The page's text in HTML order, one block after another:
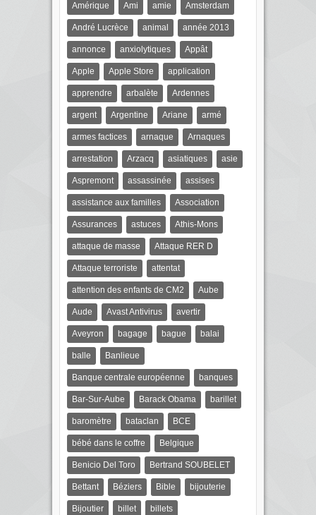
Amérique Ami amie Amsterdam
André Lucrèce animal année 2013
annonce anxiolytiques Appât
Apple Apple Store application
apprendre arbalète Ardennes
argent Argentine Ariane armé
armes factices arnaque Arnaques
arrestation Arzacq asiatiques asie
Aspremont assassinée assises
assistance aux familles Association
Assurances astuces Athis-Mons
attaque de masse Attaque RER D
Attaque terroriste attentat
attention des enfants de CM2 Aube
Aude Avast Antivirus avertir
Aveyron bagage bague balai
balle Banlieue
Banque centrale européenne banques
Bar-Sur-Aube Barack Obama barillet
baromètre bataclan BCE
bébé dans le coffre Belgique
Benicio Del Toro Bertrand SOUBELET
Bettant Béziers Bible bijouterie
Bijoutier billet billets